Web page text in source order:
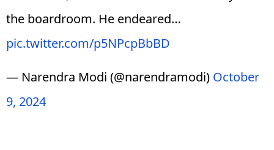
the boardroom. He endeared…
pic.twitter.com/p5NPcpBbBD
— Narendra Modi (@narendramodi) October
9, 2024